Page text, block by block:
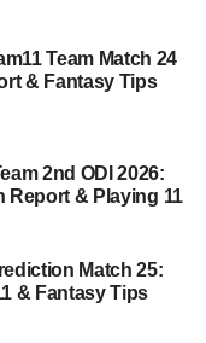
Team Match 24
& Fantasy Tips
2nd ODI 2026:
Report & Playing 11
Match 25:
& Fantasy Tips